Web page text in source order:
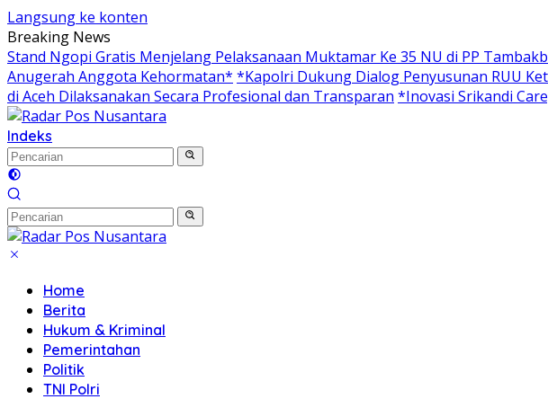
Langsung ke konten
Breaking News
Stand Ngopi Gratis Menjelang Pelaksanaan Muktamar Ke 35 NU di PP
Anugerah Anggota Kehormatan* *Kapolri Dukung Dialog Penyusunan RUU
di Aceh Dilaksanakan Secara Profesional dan Transparan *Inovasi Srikandi
Indeks
Home
Berita
Hukum & Kriminal
Pemerintahan
Politik
TNI Polri